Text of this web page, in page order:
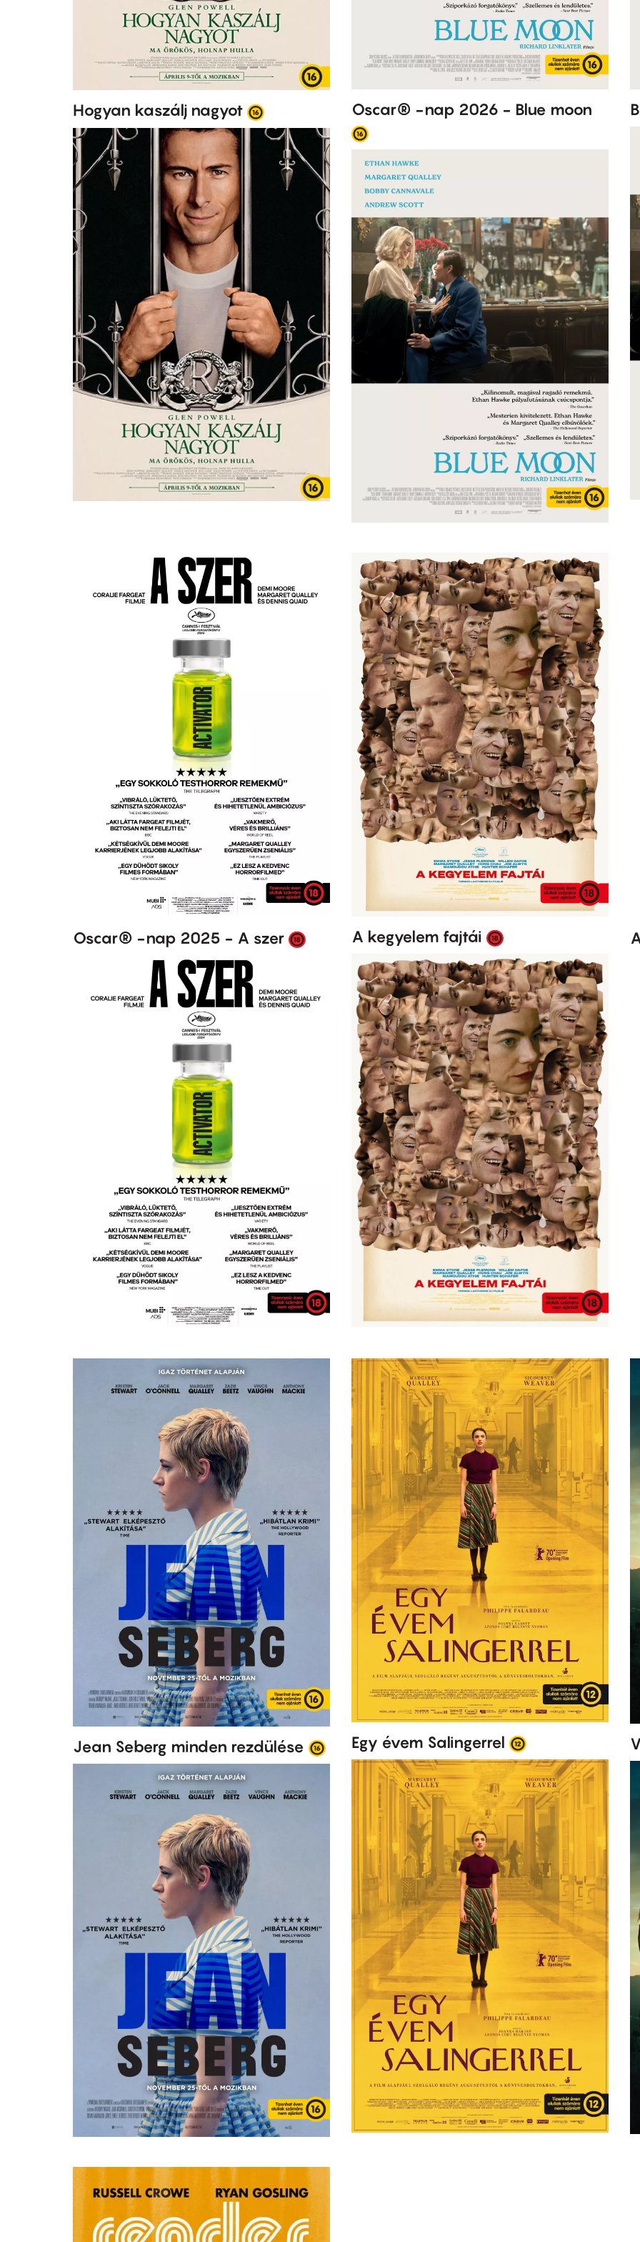
Hogyan kaszálj nagyot Oscar® -nap 2026 - Blue moon
Oscar® -nap 2025 - A szer A kegyelem fajtái
Jean Seberg minden rezdülése Egy évem Salingerrel